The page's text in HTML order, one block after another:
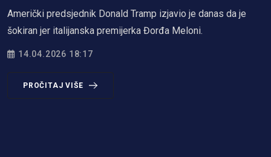
Američki predsjednik Donald Tramp izjavio je danas da je
šokiran jer italijanska premijerka Đorđa Meloni.
14.04.2026 18:17
PROČITAJ VIŠE